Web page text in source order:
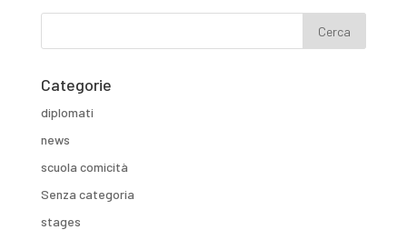
Categorie
diplomati
news
scuola comicità
Senza categoria
stages